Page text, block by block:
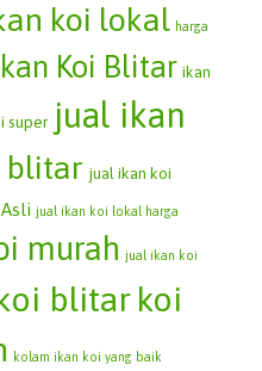
koi lokal harga
Koi Blitar ikan
super jual ikan
blitar jual ikan koi
jual ikan koi lokal harga
murah jual ikan koi
blitar koi
kolam ikan koi yang baik